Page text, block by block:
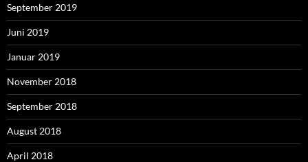
September 2019
Juni 2019
Januar 2019
November 2018
September 2018
August 2018
April 2018